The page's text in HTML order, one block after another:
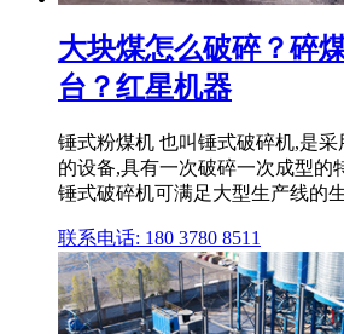
大块煤怎么破碎？碎
台？红星机器
锤式粉煤机 也叫锤式破碎机,是
的设备,具有一次破碎一次成型的
锤式破碎机可满足大型生产线的
联系电话: 180 3780 8511